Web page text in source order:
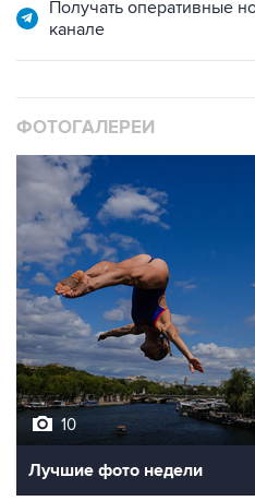
Получать оперативные
канале
ФОТОГАЛЕРЕИ
10
Лучшие фото недели